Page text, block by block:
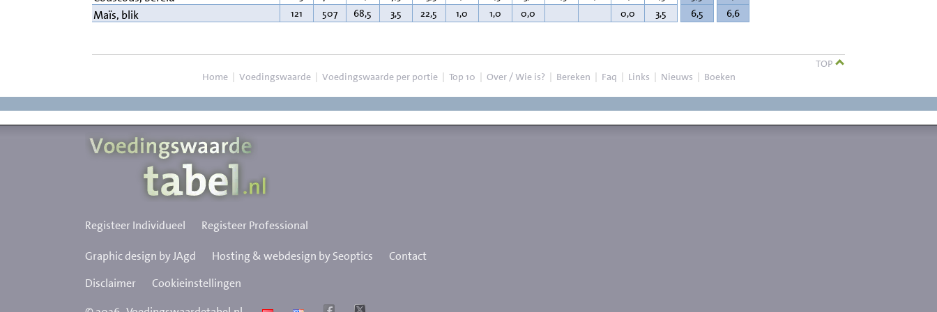
Maïs, blik 121 507 68,5 3,5 22,5 1,0 1,0 0,0 0,0 3,5 6,5 6,6
TOP
Home | Voedingswaarde | Voedingswaarde per portie | Top 10 | Over / Wie is? | Bereken | Faq | Links | Nieuws | Boeken
Registeer Individueel Registeer Professional
Graphic design by JAgd Hosting & webdesign by Seoptics
Contact
Disclaimer
Cookieinstellingen